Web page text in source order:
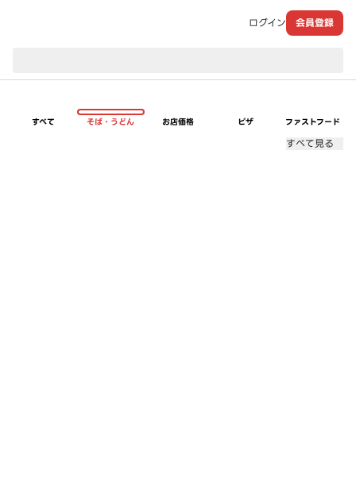
ログイン 会員登録
すべて そば・うどん お店価格 ピザ ファストフード
すべて見る